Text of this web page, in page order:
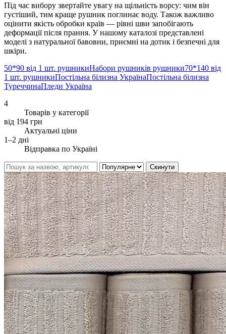
Під час вибору звертайте увагу на щільність ворсу: чим він
густіший, тим краще рушник поглинає воду. Також важливо
оцінити якість обробки країв — рівні шви запобігають
деформації після прання. У нашому каталозі представлені
моделі з натуральної бавовни, приємні на дотик і безпечні для
шкіри.
50*90 від 1 шт. рушникиНабори рушників рушники70*140 від
1 шт. рушникиПостільна білизна УкраїнаПостільна білизна
ТуреччинаПледи Україна
4
Товарів у категорії
від 194 грн
Актуальні ціни
1–2 дні
Відправка по Україні
Скинути